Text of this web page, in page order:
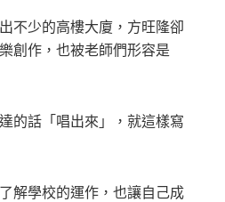
不少的高樓大廈，方旺隆卻
創作，也被老師們形容是
的話「唱出來」，就這樣寫
解學校的運作，也讓自己成